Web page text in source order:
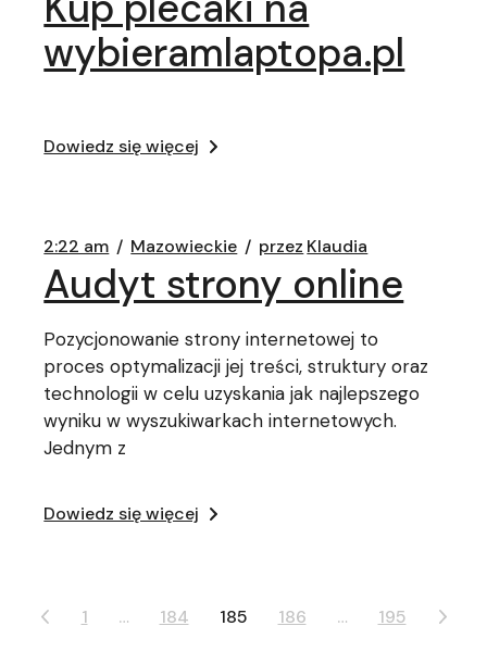
wybieramlaptopa.pl
Dowiedz się więcej
2:22 am Mazowieckie przez Klaudia
Audyt strony online
Pozycjonowanie strony internetowej to
proces optymalizacji jej treści, struktury oraz
technologii w celu uzyskania jak najlepszego
wyniku w wyszukiwarkach internetowych.
Jednym z
Dowiedz się więcej
Stronicowanie
1 … 184 185 186 … 195